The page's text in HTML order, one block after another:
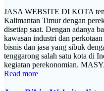
JASA WEBSITE DI KOTA
Kalimantan Timur dengan
disetiap saat. Dengan adanya
kawasan industri dan
bisnis dan jasa yang sibuk
tenggarong salah satu kota di
kegiatan perekonomian.
Read more